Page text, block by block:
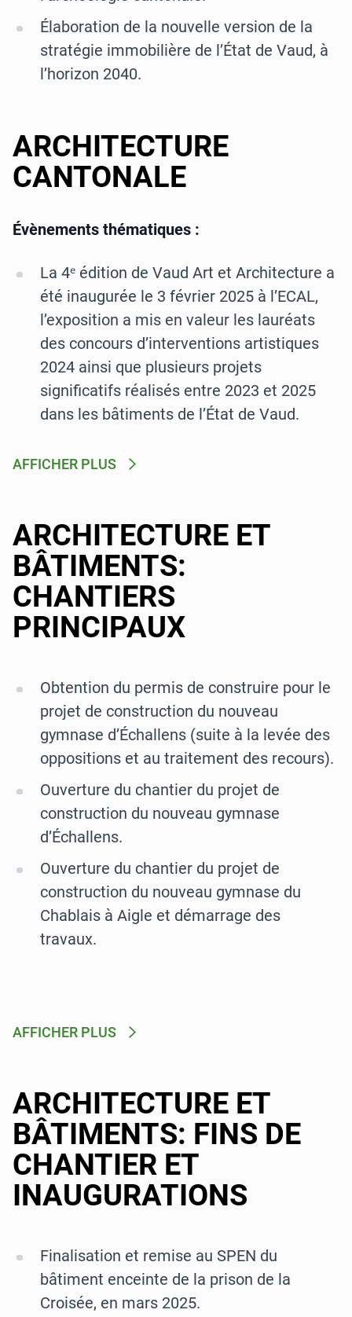
Élaboration de la nouvelle version de la
stratégie immobilière de l’État de Vaud, à
l’horizon 2040.
ARCHITECTURE
CANTONALE
Évènements thématiques :
La 4ᵉ édition de Vaud Art et Architecture a
été inaugurée le 3 février 2025 à l’ECAL,
l’exposition a mis en valeur les lauréats
des concours d’interventions artistiques
2024 ainsi que plusieurs projets
significatifs réalisés entre 2023 et 2025
dans les bâtiments de l’État de Vaud.
AFFICHER PLUS
ARCHITECTURE ET
BÂTIMENTS:
CHANTIERS
PRINCIPAUX
Obtention du permis de construire pour le
projet de construction du nouveau
gymnase d’Échallens (suite à la levée des
oppositions et au traitement des recours).
Ouverture du chantier du projet de
construction du nouveau gymnase
d’Échallens.
Ouverture du chantier du projet de
construction du nouveau gymnase du
Chablais à Aigle et démarrage des
travaux.
AFFICHER PLUS
ARCHITECTURE ET
BÂTIMENTS: FINS DE
CHANTIER ET
INAUGURATIONS
Finalisation et remise au SPEN du
bâtiment enceinte de la prison de la
Croisée, en mars 2025.